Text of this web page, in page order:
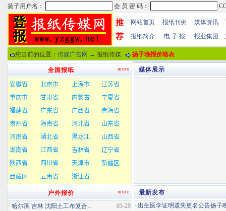
推
荐
网站首页 报纸刊例 媒体资讯
报纸简介 电 子 报 报业集团
您当前的位置： 传媒广告网 → 报纸传媒 扬子晚报价格表
媒体展示
最新发布
· 出生医学证明遗失更名公告扬子
more
全国报纸
more
户外报价
03-29
· 哈尔滨 吉林 沈阳土工布复合...